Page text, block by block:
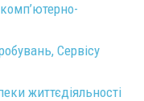
Сервісу
життєдіяльності